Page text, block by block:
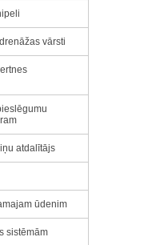
vārsti
atdalītājs
ūdenim
sistēmām